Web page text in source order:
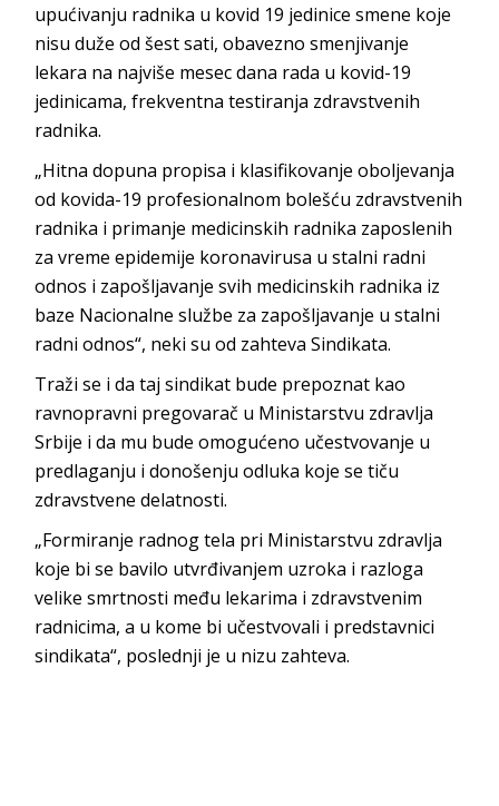
upućivanju radnika u kovid 19 jedinice smene koje
nisu duže od šest sati, obavezno smenjivanje
lekara na najviše mesec dana rada u kovid-19
jedinicama, frekventna testiranja zdravstvenih
radnika.
„Hitna dopuna propisa i klasifikovanje oboljevanja
od kovida-19 profesionalnom bolešću zdravstvenih
radnika i primanje medicinskih radnika zaposlenih
za vreme epidemije koronavirusa u stalni radni
odnos i zapošljavanje svih medicinskih radnika iz
baze Nacionalne službe za zapošljavanje u stalni
radni odnos“, neki su od zahteva Sindikata.
Traži se i da taj sindikat bude prepoznat kao
ravnopravni pregovarač u Ministarstvu zdravlja
Srbije i da mu bude omogućeno učestvovanje u
predlaganju i donošenju odluka koje se tiču
zdravstvene delatnosti.
„Formiranje radnog tela pri Ministarstvu zdravlja
koje bi se bavilo utvrđivanjem uzroka i razloga
velike smrtnosti među lekarima i zdravstvenim
radnicima, a u kome bi učestvovali i predstavnici
sindikata“, poslednji je u nizu zahteva.